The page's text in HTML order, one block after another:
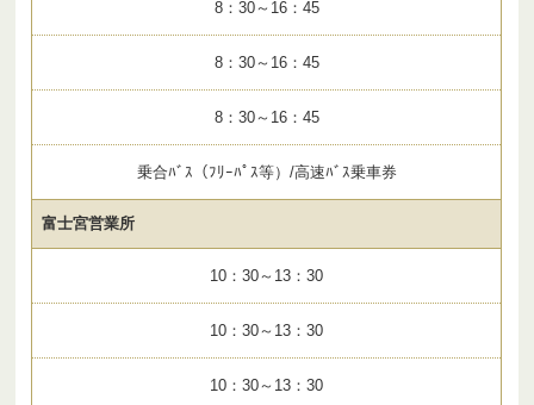
8：30～16：45
8：30～16：45
8：30～16：45
乗合ﾊﾞｽ（ﾌﾘｰﾊﾟｽ等）/高速ﾊﾞｽ乗車券
富士宮営業所
10：30～13：30
10：30～13：30
10：30～13：30